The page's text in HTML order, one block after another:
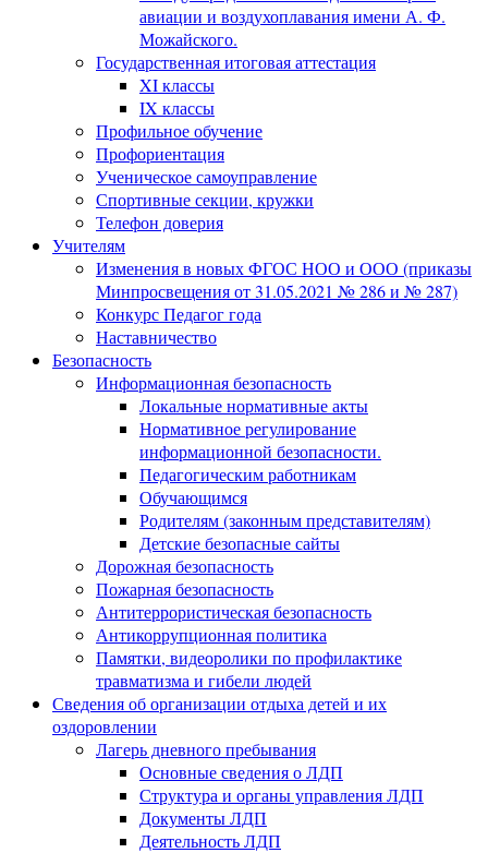
авиации и воздухоплавания имени А. Ф.
Можайского.
Государственная итоговая аттестация
XI классы
IX классы
Профильное обучение
Профориентация
Ученическое самоуправление
Спортивные секции, кружки
Телефон доверия
Учителям
Изменения в новых ФГОС НОО и ООО (приказы
Минпросвещения от 31.05.2021 № 286 и № 287)
Конкурс Педагог года
Наставничество
Безопасность
Информационная безопасность
Локальные нормативные акты
Нормативное регулирование
информационной безопасности.
Педагогическим работникам
Обучающимся
Родителям (законным представителям)
Детские безопасные сайты
Дорожная безопасность
Пожарная безопасность
Антитеррористическая безопасность
Антикоррупционная политика
Памятки, видеоролики по профилактике
травматизма и гибели людей
Сведения об организации отдыха детей и их
оздоровлении
Лагерь дневного пребывания
Основные сведения о ЛДП
Структура и органы управления ЛДП
Документы ЛДП
Деятельность ЛДП